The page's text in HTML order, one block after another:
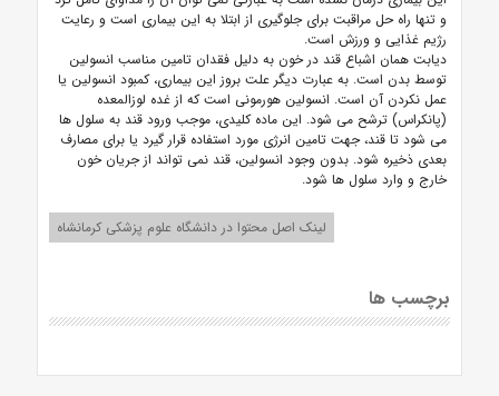
و تنها راه حل مراقبت برای جلوگیری از ابتلا به این بیماری است و رعایت
رژیم غذایی و ورزش است.
دیابت همان اشباع قند در خون به دلیل فقدان تامین مناسب انسولین
توسط بدن است. به عبارت دیگر علت بروز این بیماری، کمبود انسولین یا
عمل نکردن آن است. انسولین هورمونی است که از غده لوزالمعده
(پانکراس) ترشح می شود. این ماده کلیدی، موجب ورود قند به سلول ها
می شود تا قند، جهت تامین انرژی مورد استفاده قرار گیرد یا برای مصارف
بعدی ذخیره شود. بدون وجود انسولین، قند نمی تواند از جریان خون
خارج و وارد سلول ها شود.
لینک اصل محتوا در دانشگاه علوم پزشکی کرمانشاه
برچسب ها